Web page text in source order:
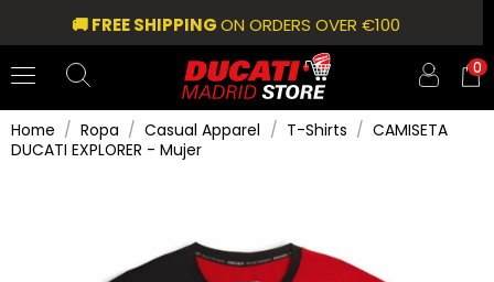
🚚 FREE SHIPPINGON ORDERS OVER €100
0
Home Ropa Casual Apparel T-Shirts
CAMISETA
DUCATI EXPLORER - Mujer